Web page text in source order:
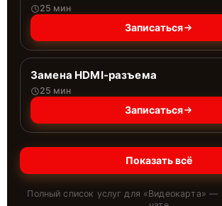
25 мин
Записаться
Замена HDMI-разъема
25 мин
Записаться
Показать всё
Полный список услуг для «Видеокарта» —